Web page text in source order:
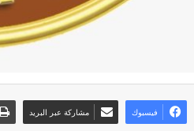
فيسبوك مشاركة عبر البريد